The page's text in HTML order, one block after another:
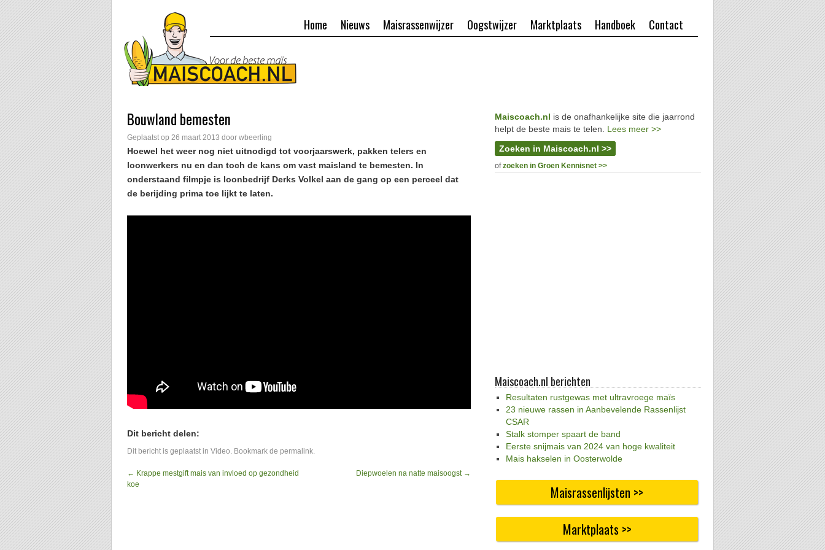
Contact
Handboek
Marktplaats
Oogstwijzer
Maisrassenwijzer
Nieuws
Home
Bouwland bemesten
Geplaatst op 26 maart 2013 door wbeerling
Hoewel het weer nog niet uitnodigd tot voorjaarswerk, pakken telers en
loonwerkers nu en dan toch de kans om vast maisland te bemesten. In
onderstaand filmpje is loonbedrijf Derks Volkel aan de gang op een perceel dat
de berijding prima toe lijkt te laten.
Dit bericht delen:
Dit bericht is geplaatst in Video. Bookmark de permalink.
← Krappe mestgift mais van invloed op gezondheid
koe
Diepwoelen na natte maisoogst →
Maiscoach.nl is de onafhankelijke site die jaarrond
helpt de beste mais te telen. Lees meer >>
Zoeken in Maiscoach.nl >>
ofzoeken in Groen Kennisnet >>
Maiscoach.nl berichten
Resultaten rustgewas met ultravroege maïs
23 nieuwe rassen in Aanbevelende Rassenlijst
CSAR
Stalk stomper spaart de band
Eerste snijmais van 2024 van hoge kwaliteit
Mais hakselen in Oosterwolde
Maisrassenlijsten >>
Marktplaats >>